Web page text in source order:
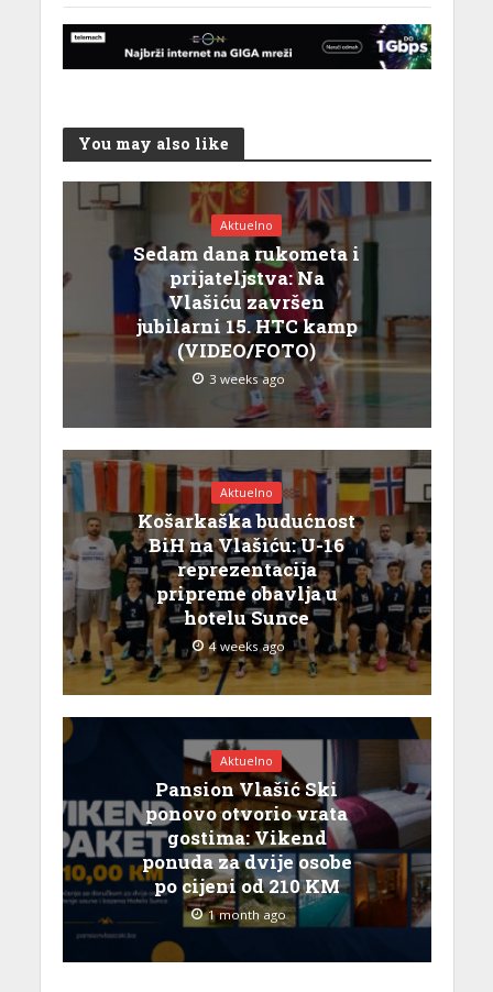
You may also like
Aktuelno
Sedam dana rukometa i
prijateljstva: Na
Vlašiću završen
jubilarni 15. HTC kamp
(VIDEO/FOTO)
3 weeks ago
Aktuelno
Košarkaška budućnost
BiH na Vlašiću: U-16
reprezentacija
pripreme obavlja u
hotelu Sunce
4 weeks ago
Aktuelno
Pansion Vlašić Ski
ponovo otvorio vrata
gostima: Vikend
ponuda za dvije osobe
po cijeni od 210 KM
1 month ago